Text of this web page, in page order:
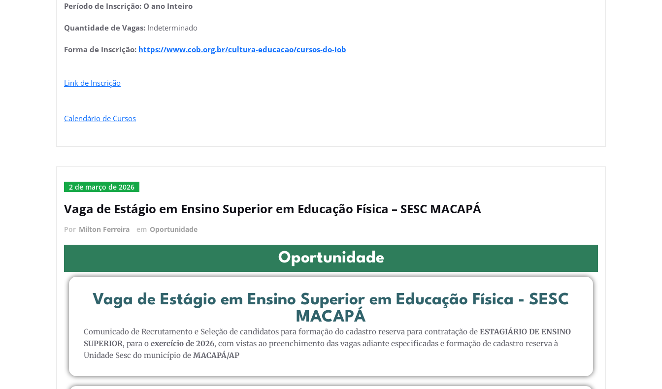
Período de Inscrição: O ano Inteiro
Quantidade de Vagas: Indeterminado
Forma de Inscrição: https://www.cob.org.br/cultura-educacao/cursos-do-iob
Link de Inscrição
Calendário de Cursos
2 de março de 2026
Vaga de Estágio em Ensino Superior em Educação Física – SESC MACAPÁ
Por Milton Ferreira em Oportunidade
Oportunidade
Vaga de Estágio em Ensino Superior em Educação Física - SESC
MACAPÁ
Comunicado de Recrutamento e Seleção de candidatos para formação do cadastro reserva para contratação de ESTAGIÁRIO DE ENSINO
SUPERIOR, para o exercício de 2026, com vistas ao preenchimento das vagas adiante especificadas e formação de cadastro reserva à
Unidade Sesc do município de MACAPÁ/AP